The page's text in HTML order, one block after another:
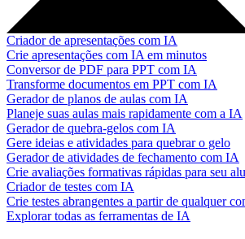
Criador de apresentações com IA
Crie apresentações com IA em minutos
Conversor de PDF para PPT com IA
Transforme documentos em PPT com IA
Gerador de planos de aulas com IA
Planeje suas aulas mais rapidamente com a IA
Gerador de quebra-gelos com IA
Gere ideias e atividades para quebrar o gelo
Gerador de atividades de fechamento com IA
Crie avaliações formativas rápidas para seu
Criador de testes com IA
Crie testes abrangentes a partir de qualquer
Explorar todas as ferramentas de IA